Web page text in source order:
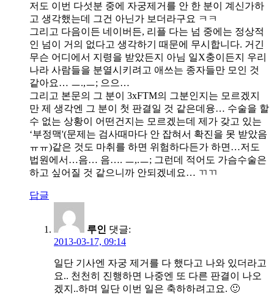
저도 이번 다섯분 중에 자궁제거를 안 한 분이 계신가하
고 생각했는데 그건 아닌가 보더라구요 ㅋㅋ
그리고 다음이든 네이버든, 리플 다는 넘 중에는 정상적
인 넘이 거의 없다고 생각하기 때문에 무시합니다. 거긴
무슨 어디에서 지령을 받았든지 아님 일X충이든지 우리
나라 사람들을 분열시키려고 애쓰는 종자들만 모인 것
같아요… ㅡ.,ㅡ; 으으…
그리고 본문의 그 분이 3xFTM의 그분인지는 모르겠지
만 제 생각엔 그 분이 첫 판결일 것 같은데융… 수술을 할
수 없는 상황이 어떤건지는 모르겠는데 제가 갖고 있는
‘부정맥'(문제는 검사때마다 안 잡혀서 확진을 못 받았음
ㅠㅠ)같은 것도 마취를 하면 위험하다든가 하면…저도
법원에서…음… 음…. ㅡ,.ㅡ; 그런데 적어도 가슴수술은
하고 싶어질 것 같으니까 안되겠네요… ㄲㄲ
답글
루인 댓글:
2013-03-17, 09:14
일단 기사엔 자궁 제거를 다 했다고 나와 있더라고
요.. 천천히 진행하면 나중엔 또 다른 판결이 나오
겠지..하며 일단 이번 일은 축하하려고요. 🙂